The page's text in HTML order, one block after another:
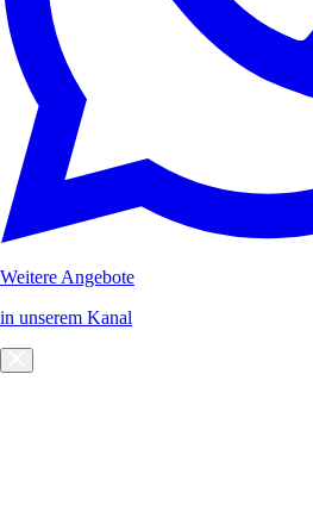
Weitere Angebote
in unserem Kanal